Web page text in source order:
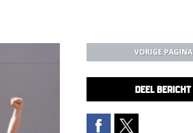
VORIGE PAGINA
DEEL BERICHT